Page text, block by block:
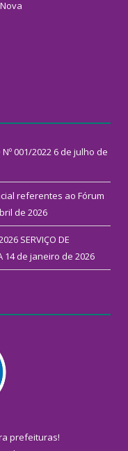
Nº 001/2022 6 de julho de
referentes ao Fórum
de 2026
SERVIÇO DE
14 de janeiro de 2026
prefeituras!